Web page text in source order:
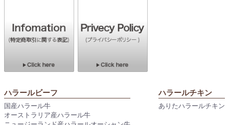
ハラールビーフ
国産ハラール牛
オーストラリア産ハラール牛
ハラールチキン
ありたハラールチキン